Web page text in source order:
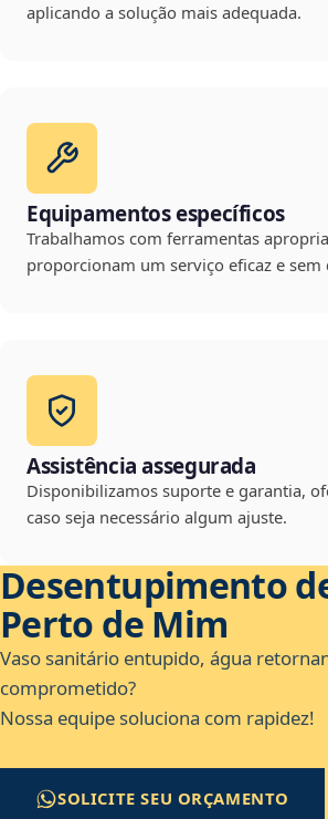
aplicando a solução mais adequada.
Equipamentos específicos
Trabalhamos com ferramentas
proporcionam um serviço eficaz e sem
Assistência assegurada
Disponibilizamos suporte e garantia,
caso seja necessário algum ajuste.
Desentupimento
Perto de Mim
Vaso sanitário entupido, água
comprometido?
Nossa equipe soluciona com rapidez!
SOLICITE SEU ORÇAMENTO